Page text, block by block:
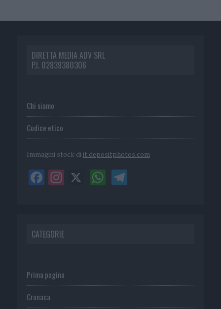
DIRETTA MEDIA ADV SRL
P.I. 02839380306
Chi siamo
Codice etico
Immagini stock di it.depositphotos.com
CATEGORIE
Prima pagina
Cronaca